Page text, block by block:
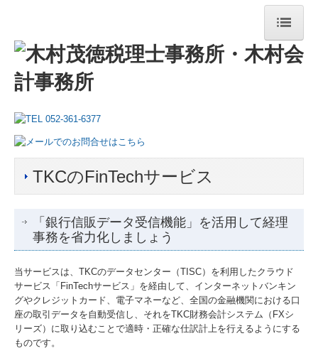
ホーム
事務所の特長
事務所案内
業務案内
税務・会計
黒字化支援
IT化支援
事業承継・M＆A
相続・贈与
TKCのFinTechサービス
「銀行信販データ受信機能」を活用して経理
事務を省力化しましょう
当サービスは、TKCのデータセンター（TISC）を利用したクラウド
サービス「FinTechサービス」を経由して、インターネットバンキン
グやクレジットカード、電子マネーなど、全国の金融機関における口
座の取引データを自動受信し、それをTKC財務会計システム（FXシ
リーズ）に取り込むことで適時・正確な仕訳計上を行えるようにする
ものです。